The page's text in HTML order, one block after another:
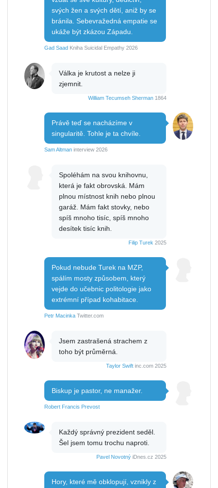
svých žen a svých dětí, aniž by se
bránila. Sebevražedná empatie se
ukáže být zkázou Západu.
Gad Saad Kniha Suicidal Empathy 2026
Válka je krutost a nelze ji
zjemnit.
William Tecumseh Sherman 1864
Právě teď se nacházíme v
singularitě. Tohle je ta chvíle.
Sam Altman interview 2026
Spoléhám na svou knihovnu,
která je fakt obrovská. Mám
plnou místnost knih nebo plnou
garáž. Mám fakt stovky, nebo
spíš mnoho tisíc, spíš mnoho
desítek tisíc knih.
Filip Turek 2025
Pokud nebude Turek na MZP,
spálím mosty způsobem, který
vejde do učebnic politologie jako
extrémní případ kohabitace.
Petr Macinka Twitter.com
Jsem zastrašená strachem z
toho být průměrná.
Taylor Swift inc.com 2025
Biskup je pastor, ne manažer.
Robert Francis Prevost
Každý správný prezident seděl.
Šel jsem tomu trochu naproti.
Pavel Novotný iDnes.cz 2025
Hory, které mě obklopují, vznikly z